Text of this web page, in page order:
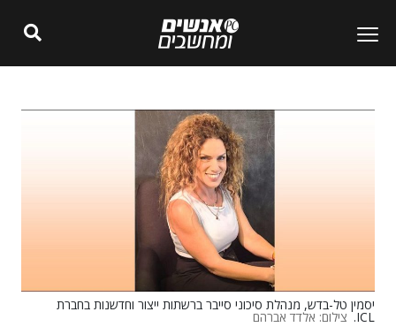
יסמין טל-בדש, מנהלת סיכוני סייבר ברשתות ייצור וחדשנות בחברת
ICL. צילום: אלדד אברהם